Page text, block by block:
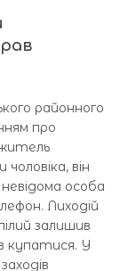
районного
про
житель
він
особа
Лиходій
залишив
купатися. У